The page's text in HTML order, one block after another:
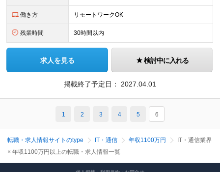
働き方 リモートワークOK
残業時間 30時間以内
求人を見る 検討中に入れる
掲載終了予定日： 2027.04.01
1 2 3 4 5 6
転職・求人情報サイトのtype IT・通信 年収1100万円
IT・通信業界
× 年収1100万円以上の転職・求人情報一覧